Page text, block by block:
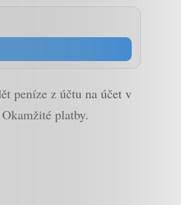
peníze z účtu na účet v
platby.